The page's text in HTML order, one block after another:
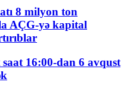
8 milyon ton
AÇG-yə kapital
16:00-dan 6 avqust